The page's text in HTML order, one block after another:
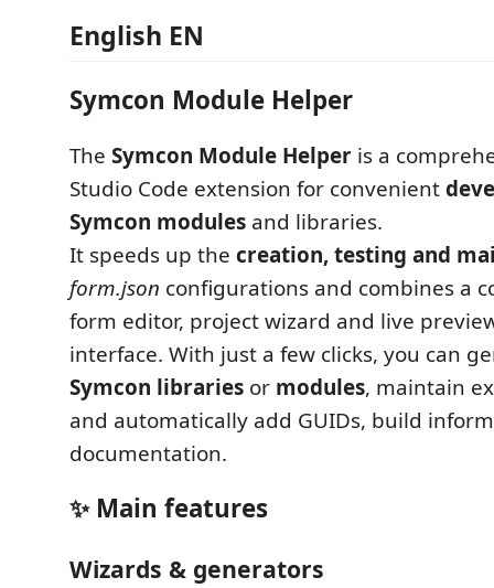
English EN
Symcon Module Helper
The Symcon Module Helper is a
Studio Code extension for convenient
Symcon modules and libraries.
It speeds up the creation, testing and
form.json configurations and combines a
form editor, project wizard and live
interface. With just a few clicks, you can
Symcon libraries or modules, maintain
and automatically add GUIDs, build
documentation.
✨ Main features
Wizards & generators